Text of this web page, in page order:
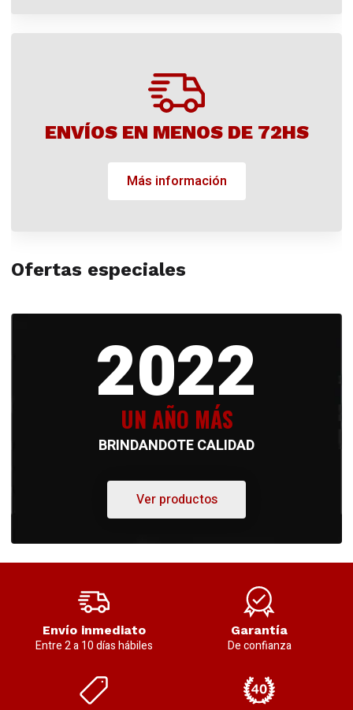
ENVÍOS EN MENOS DE 72HS
Más información
Ofertas especiales
2022
UN AÑO MÁS
BRINDANDOTE CALIDAD
Ver productos
Envío inmediato
Entre 2 a 10 días hábiles
Garantía
De confianza